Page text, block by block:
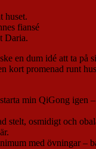
huset.
fiansé
Daria.
en dum idé att ta på
kort promenad runt
min QiGong igen
stelt, osmidigt och
med övningar –